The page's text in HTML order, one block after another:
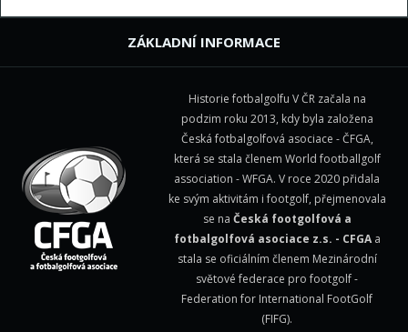
ZÁKLADNÍ INFORMACE
Historie fotbalgolfu V ČR začala na
podzim roku 2013, kdy byla založena
Česká fotbalgolfová asociace - ČFGA,
která se stala členem World footballgolf
association - WFGA. V roce 2020 přidala
ke svým aktivitám i footgolf, přejmenovala
se na Česká footgolfová a
fotbalgolfová asociace z.s. - CFGAa
stala se oficiálním členem Mezinárodní
světové federace pro footgolf -
Federation for International FootGolf
(FIFG).